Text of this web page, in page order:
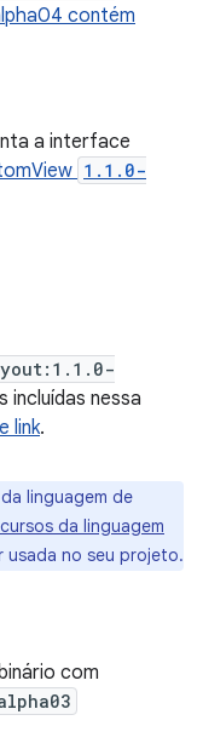
contém
a interface
1.1.0-
incluídas nessa
link.
linguagem de
da linguagem
usada no seu projeto.
com